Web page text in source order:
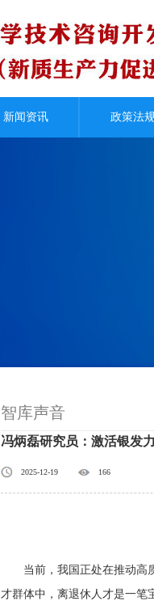
新闻资讯
优秀案例
政策法
智库声音
冯炳磊研究员：激活银发
2025-12-19 166
当前，我国正处在推动高质
才群体中，离退休人才是一笔